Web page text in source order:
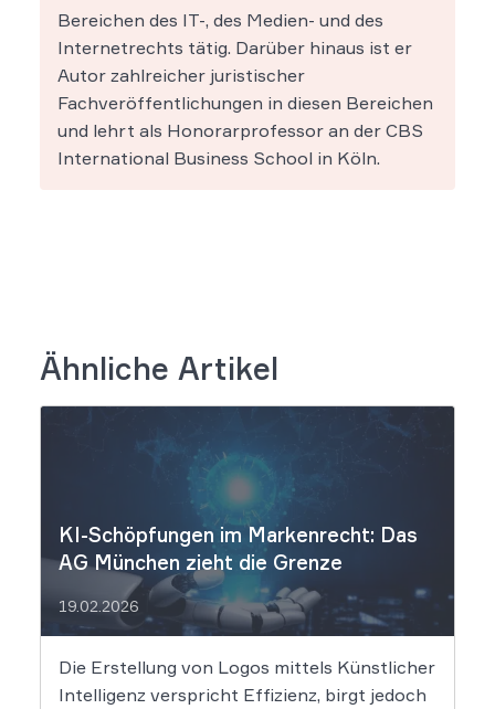
Bereichen des IT-, des Medien- und des
Internetrechts tätig. Darüber hinaus ist er
Autor zahlreicher juristischer
Fachveröffentlichungen in diesen Bereichen
und lehrt als Honorarprofessor an der CBS
International Business School in Köln.
Ähnliche Artikel
KI-Schöpfungen im Markenrecht: Das
AG München zieht die Grenze
19.02.2026
Die Erstellung von Logos mittels Künstlicher
Intelligenz verspricht Effizienz, birgt jedoch